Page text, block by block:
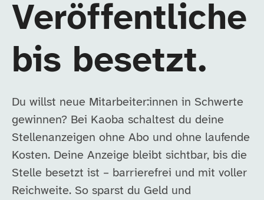
Veröffentliche
bis besetzt.
Du willst neue Mitarbeiter:innen in Schwerte
gewinnen? Bei Kaoba schaltest du deine
Stellenanzeigen ohne Abo und ohne laufende
Kosten. Deine Anzeige bleibt sichtbar, bis die
Stelle besetzt ist – barrierefrei und mit voller
Reichweite. So sparst du Geld und